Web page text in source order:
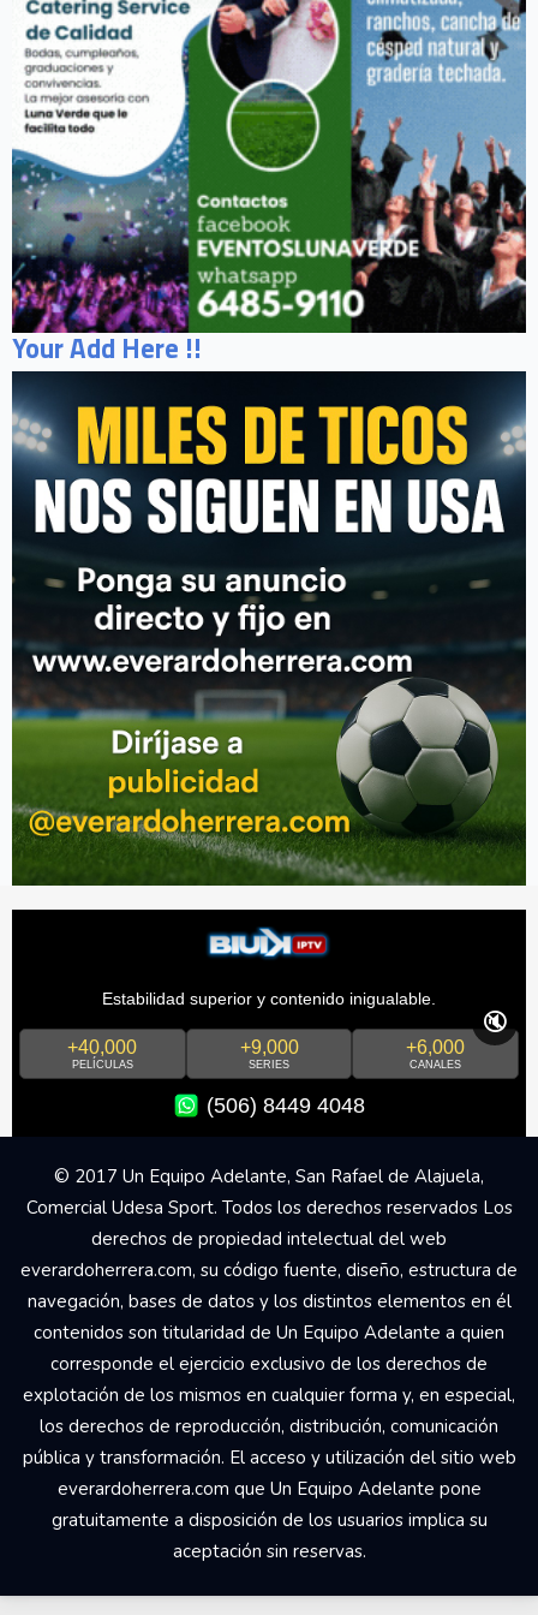
Your Add Here !!
Estabilidad superior y contenido inigualable.
+40,000
PELÍCULAS
+9,000
SERIES
+6,000
CANALES
(506) 8449 4048
🔇
© 2017 Un Equipo Adelante, San Rafael de Alajuela,
Comercial Udesa Sport. Todos los derechos reservados Los
derechos de propiedad intelectual del web
everardoherrera.com, su código fuente, diseño, estructura de
navegación, bases de datos y los distintos elementos en él
contenidos son titularidad de Un Equipo Adelante a quien
corresponde el ejercicio exclusivo de los derechos de
explotación de los mismos en cualquier forma y, en especial,
los derechos de reproducción, distribución, comunicación
pública y transformación. El acceso y utilización del sitio web
everardoherrera.com que Un Equipo Adelante pone
gratuitamente a disposición de los usuarios implica su
aceptación sin reservas.